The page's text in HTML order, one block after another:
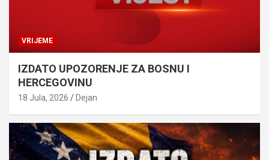
VRIJEME
IZDATO UPOZORENJE ZA BOSNU I
HERCEGOVINU
18 Jula, 2026 Dejan